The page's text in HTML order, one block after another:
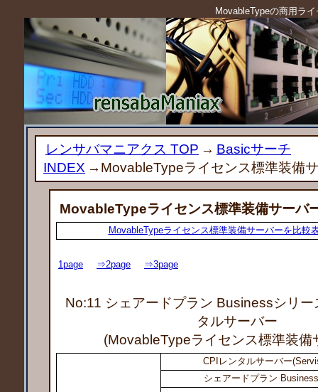
MovableTypeの商用ラ
レンサバマニアクス TOP → Basicサーチ
INDEX →MovableTypeライセンス標準装備
MovableTypeライセンス標準装備サーバ
MovableTypeライセンス標準装備サーバーを比較
1page ⇒2page ⇒3page
No:11 シェアードプラン Businessシリー
タルサーバー
(MovableTypeライセンス標準装備
CPIレンタルサーバー
シェアードプラン